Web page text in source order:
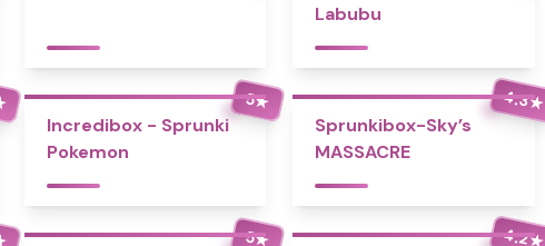
Labubu
5★
Incredibox - Sprunki
Pokemon
4.3★
Sprunkibox-Sky’s
MASSACRE
5★ 4.2★